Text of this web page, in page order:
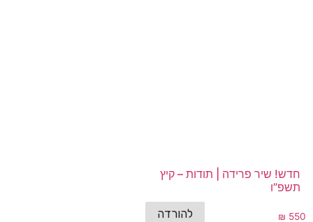
להורדה
חדש! שיר פרידה | תודות – קיץ
תשפ”ו
₪ 550